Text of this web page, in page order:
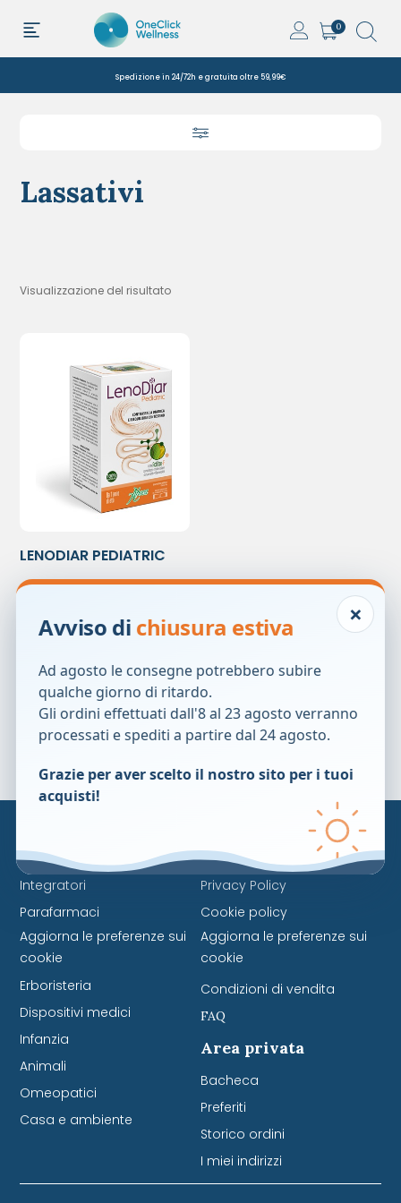
0
Spedizione in 24/72h e gratuita oltre 59,99€
Lassativi
Visualizzazione del risultato
LENODIAR PEDIATRIC
12BUST 2G
Prezzo precedente:18,50 €
Cosmetici
Integratori
Parafarmaci
Aggiorna le preferenze sui
cookie
Erboristeria
Dispositivi medici
Infanzia
Animali
Omeopatici
Casa e ambiente
Contattaci
Privacy Policy
Cookie policy
Aggiorna le preferenze sui
cookie
Condizioni di vendita
FAQ
Area privata
Bacheca
Preferiti
Storico ordini
I miei indirizzi
×
Avviso di chiusura estiva
Ad agosto le consegne potrebbero subire
qualche giorno di ritardo.
Gli ordini effettuati dall'8 al 23 agosto verranno
processati e spediti a partire dal 24 agosto.
Grazie per aver scelto il nostro sito per i tuoi
acquisti!